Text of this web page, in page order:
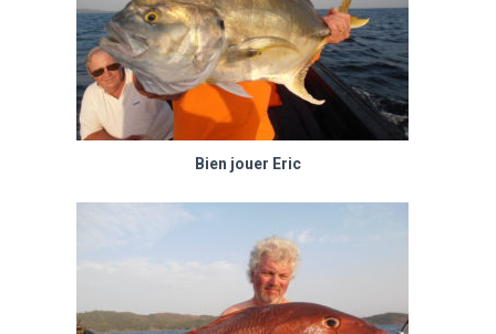
Bien jouer Eric